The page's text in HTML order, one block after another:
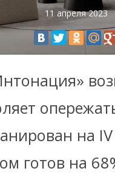
11 апреля 2023
на
готов на